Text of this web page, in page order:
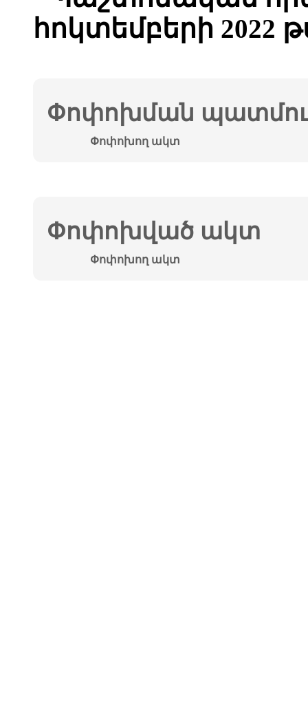
հոկտեմբերի 2022
Փոփոխման
Փոփոխող ակտ
Փոփոխված ակտ
Փոփոխող ակտ